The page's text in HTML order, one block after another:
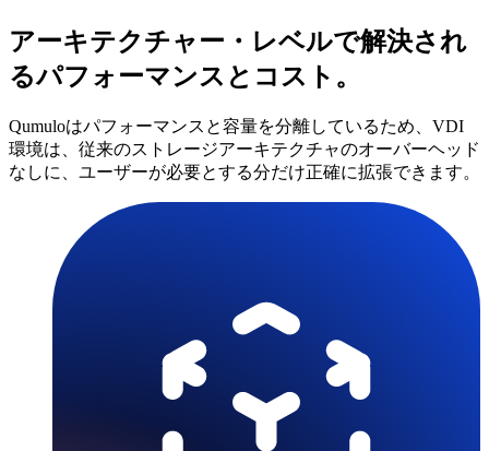
アーキテクチャー・レベルで解決され
るパフォーマンスとコスト。
Qumuloはパフォーマンスと容量を分離しているため、VDI
環境は、従来のストレージアーキテクチャのオーバーヘッド
なしに、ユーザーが必要とする分だけ正確に拡張できます。